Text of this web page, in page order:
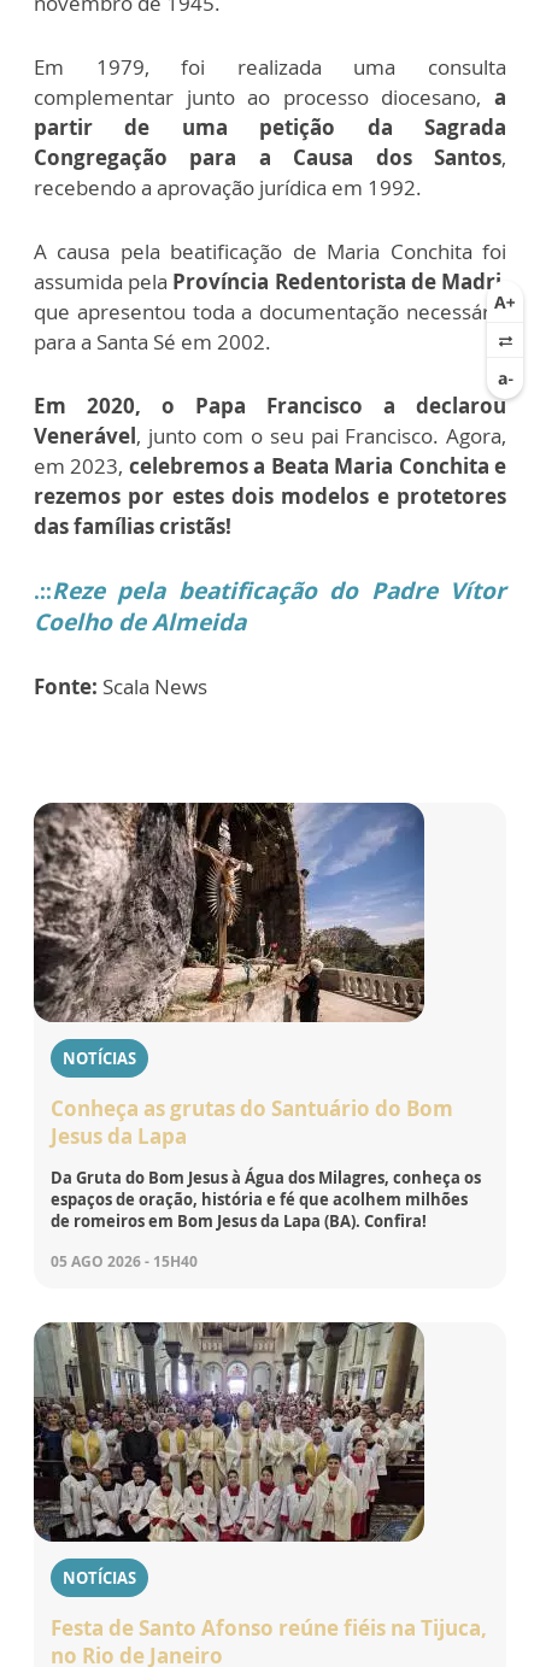
Em 1979, foi realizada uma consulta
complementar junto ao processo diocesano, a
partir de uma petição da Sagrada
Congregação para a Causa dos Santos,
recebendo a aprovação jurídica em 1992.
A causa pela beatificação de Maria Conchita foi
assumida pela Província Redentorista de Madri
que apresentou toda a documentação necessária
para a Santa Sé em 2002.
Em 2020, o Papa Francisco a declarou
Venerável, junto com o seu pai Francisco. Agora,
em 2023, celebremos a Beata Maria Conchita e
rezemos por estes dois modelos e protetores
das famílias cristãs!
.::Reze pela beatificação do Padre Vítor
Coelho de Almeida
Fonte: Scala News
NOTÍCIAS
Conheça as grutas do Santuário do Bom
Jesus da Lapa
Da Gruta do Bom Jesus à Água dos Milagres, conheça os
espaços de oração, história e fé que acolhem milhões
de romeiros em Bom Jesus da Lapa (BA). Confira!
05 AGO 2026 - 15H40
NOTÍCIAS
Festa de Santo Afonso reúne fiéis na Tijuca,
no Rio de Janeiro